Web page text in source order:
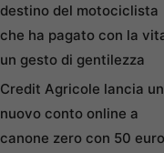
destino del motociclista
che ha pagato con la
un gesto di gentilezza
Credit Agricole lancia un
nuovo conto online a
canone zero con 50 euro